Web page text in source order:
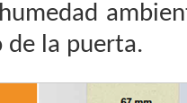
de la puerta.